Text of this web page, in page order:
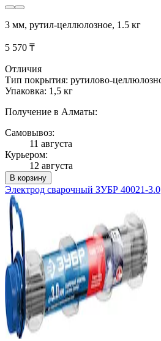
3 мм, рутил-целлюлозное, 1.5 кг
5 570 ₸
Отличия
Тип покрытия: рутилово-
Упаковка: 1,5 кг
Получение в Алматы:
Самовывоз:
11 августа
Курьером:
12 августа
В корзину
Электрод сварочный ЗУБР 40021-3.0